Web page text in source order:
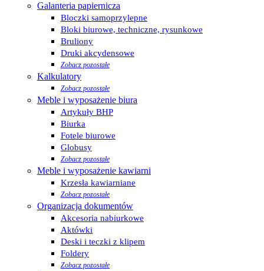
Galanteria papiernicza
Bloczki samoprzylepne
Bloki biurowe, techniczne, rysunkowe
Bruliony
Druki akcydensowe
Zobacz pozostałe
Kalkulatory
Zobacz pozostałe
Meble i wyposażenie biura
Artykuły BHP
Biurka
Fotele biurowe
Globusy
Zobacz pozostałe
Meble i wyposażenie kawiarni
Krzesła kawiarniane
Zobacz pozostałe
Organizacja dokumentów
Akcesoria nabiurkowe
Aktówki
Deski i teczki z klipem
Foldery
Zobacz pozostałe